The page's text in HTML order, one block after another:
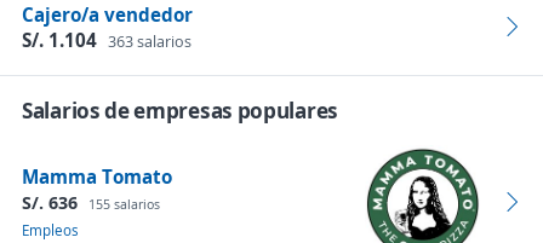
Cajero/a vendedor
S/. 1.104 363 salarios
Salarios de empresas populares
Mamma Tomato
S/. 636 155 salarios
Empleos